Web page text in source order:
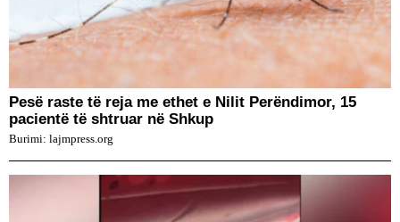
Pesë raste të reja me ethet e Nilit Perëndimor, 15
pacientë të shtruar në Shkup
Burimi: lajmpress.org